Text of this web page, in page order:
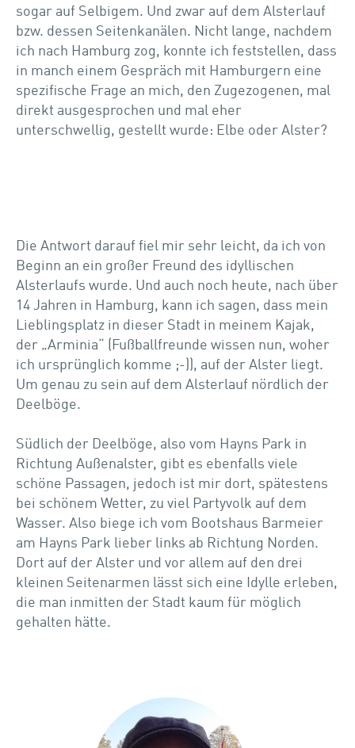
sogar auf Selbigem. Und zwar auf dem Alsterlauf
bzw. dessen Seitenkanälen. Nicht lange, nachdem
ich nach Hamburg zog, konnte ich feststellen, dass
in manch einem Gespräch mit Hamburgern eine
spezifische Frage an mich, den Zugezogenen, mal
direkt ausgesprochen und mal eher
unterschwellig, gestellt wurde: Elbe oder Alster?
Die Antwort darauf fiel mir sehr leicht, da ich von
Beginn an ein großer Freund des idyllischen
Alsterlaufs wurde. Und auch noch heute, nach über
14 Jahren in Hamburg, kann ich sagen, dass mein
Lieblingsplatz in dieser Stadt in meinem Kajak,
der „Arminia“ (Fußballfreunde wissen nun, woher
ich ursprünglich komme ;-)), auf der Alster liegt.
Um genau zu sein auf dem Alsterlauf nördlich der
Deelböge.
Südlich der Deelböge, also vom Hayns Park in
Richtung Außenalster, gibt es ebenfalls viele
schöne Passagen, jedoch ist mir dort, spätestens
bei schönem Wetter, zu viel Partyvolk auf dem
Wasser. Also biege ich vom Bootshaus Barmeier
am Hayns Park lieber links ab Richtung Norden.
Dort auf der Alster und vor allem auf den drei
kleinen Seitenarmen lässt sich eine Idylle erleben,
die man inmitten der Stadt kaum für möglich
gehalten hätte.